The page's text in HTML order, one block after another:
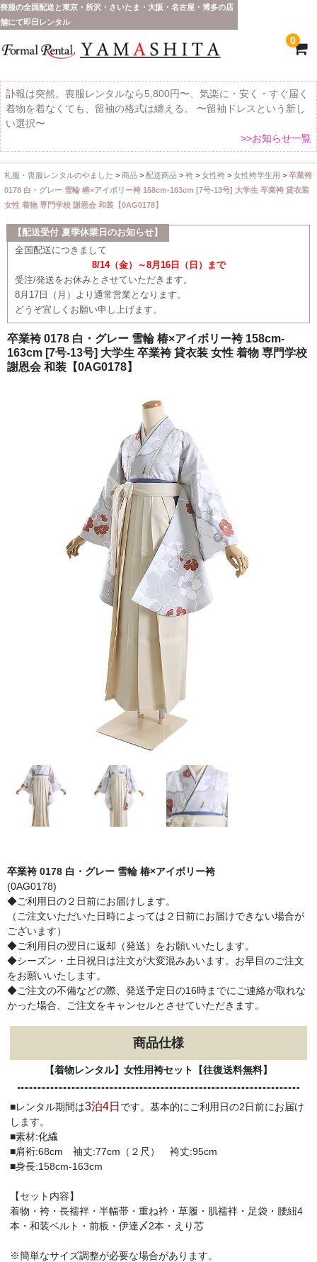
喪服の全国配送と東京・所沢・さいたま・大阪・名古屋・博多の店
舗にて即日レンタル
0
訃報は突然。喪服レンタルなら5,800円〜、気楽に・安く・すぐ届く
着物を着なくても、留袖の格式は纏える。 〜留袖ドレスという新し
い選択〜
>>お知らせ一覧
ホーム
全 国 配 送
受取り場所が選べます
配送・お支払い方法
ご注文の流れ
よくあるご質問
礼服・喪服レンタルのやました > 商品> 配送商品> 袴> 女性袴> 女性袴学生用 > 卒業袴
0178 白・グレー 雪輪 椿×アイボリー袴 158cm-163cm [7号-13号] 大学生 卒業袴 貸衣装
女性 着物 専門学校 謝恩会 和装【0AG0178】
【配送受付 夏季休業日のお知らせ】
全国配送につきまして
8/14（金）～8月16日（日）まで
受注/発送をお休みとさせていただきます。
8月17日（月）より通常営業となります。
どうぞ宜しくお願い申し上げます。
卒業袴 0178 白・グレー 雪輪 椿×アイボリー袴 158cm-
163cm [7号-13号] 大学生 卒業袴 貸衣装 女性 着物 専門学校
謝恩会 和装【0AG0178】
卒業袴 0178 白・グレー 雪輪 椿×アイボリー袴
(0AG0178)
◆ご利用日の２日前にお届けします。
（ご注文いただいた日時によっては２日前にお届けできない場合が
ございます）
◆ご利用日の翌日に返却（発送）をお願いいたします。
◆シーズン・土日祝日は注文が大変混みあいます。お早目のご注文
をお願いいたします。
◆ご注文の不備などの際、発送予定日の16時までにご連絡が取れな
かった場合、ご注文をキャンセルとさせていただきます。
商品仕様
【着物レンタル】女性用袴セット【往復送料無料】
■レンタル期間は3泊4日 です。基本的にご利用日の2日前にお届け
します。
■素材:化繊
■肩裄:68cm 袖丈:77cm（２尺） 袴丈:95cm
■身長:158cm-163cm
【セット内容】
着物・袴・長襦袢・半幅帯・重ね衿・草履・肌襦袢・足袋・腰紐4
本・和装ベルト・前板・伊達〆2本・えり芯
※簡単なサイズ調整が必要な場合があります。